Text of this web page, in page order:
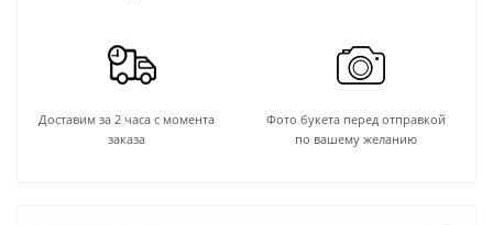
Доставим за 2 часа с момента
заказа
Фото букета перед отправкой
по вашему желанию